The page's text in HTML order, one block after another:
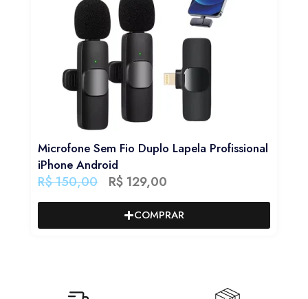
Microfone Sem Fio Duplo Lapela Profissional
iPhone Android
R$150,00 R$ 129,00
COMPRAR